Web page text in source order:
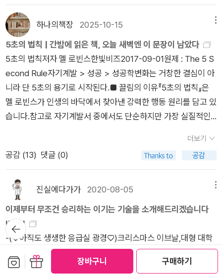
장바구니 구매하기
계입니다.(개인적으로 같이 읽어보기를 추천합니다!)사회와 개
인, 질서와 혼돈, 권력과 저항의 경계에서 인간의 불안한 본질을
탐구합니다.모든 것이 뒤엉킨 혼돈의 장 속에서도 인간은 왜 저항
하려 하는지에 대한 질문은 단순히 정치적 맥락이 아니라 인간 존
재의 근원적인 구조를 향합니다.KEYWORD ▶ 저항의 멜랑콜리
독후감 | 라슬로 소설 리뷰 | 질서와 혼돈의 철학https://blog.na
ver.com/hanainbook/224040284285수요일 | 『5초의 법
칙』 - 멜 로빈스두려움과 주저함을 멈추게 하는 단 하나의 원칙.5
과학을 다룬 실천적 철학입니다.생각이 아닌 행동이 삶을 바꾼다
는 명확한 메시지는 다시 시작할 용기를 건네줍니다.짧은 문장 속
으면 하는 책입니다.KEYWORD ▶ 5초의 법칙 독후감 | 멜 로빈
스 책 리뷰 | 행동의 철학 | 실천 자기계발https://blog.naver.co
m/hanainbook/224041507730목요일 | 『렛뎀 이론』 - 멜 로
빈스『5초의 법칙』이 행동의 시작을 다루었다면 『렛뎀 이론』은 멈
춰 있던 마음을 다시 일으키는 법을 이야기합니다.완벽하지 않아
도 괜찮다는 자기수용의 태도와 불안의 소용돌이 속에서도 스스
로를 포용하는 힘.저자는 자기비판의 굴레를 끊고 자신에게 괜찮
있습니다.누군가 나를 오해하더라도, 기대에 부응하지 않더라도
내 통제 밖의 일이라면 그냥 그렇게 두는 것이죠.저자는 그 단순
한 태도가 인생의 에너지를 지키는 가장 강력한 방법이라고 말합
니다.우리는 대개 타인의 선택, 평가, 감정에 집착하게 되는데, 이
는 결국 자기 신뢰를 잃는 루프로 이어지게 됩니다.결국 렛뎀 이
론은 단순한 무관심의 철학이 아니라 타인을 통제하려는 마음을
내려놓고 나 자신에게 집중하는 용기에 관한 이야기라 할 수 있습
니다.■ 간밤의 단상최근 들어 관계에서 지치고 제 자신을 증명해
야만 하는 순간들이 많았습니다.지난 달, 이 책을 읽고서부턴 마
음속으로 이렇게 중얼거렸습니다.'그래, 그냥 두자! Let them!'『5
초의 법칙』이 즉시 행동의 심리학이었다면 『렛뎀 이론』은 집착을
서 자신을 재단하지만 세상은 자신의 뜻대로 쉽사리 돌아가진 않
습니다.오히려 억지로 바꾸려다 보면 내 삶의 중심을 잃을 수도
있죠.저자는 말합니다, 당신의 평온은 타인의 행동에 달려 있지
않다고.덧붙여, 렛뎀이론이 포기하라는 말이 아닙니다.그저 집착
하지 말라는 작은 조언이자 자신에게로 돌아오라는 따뜻한 권유
입니다.『5초의 법칙』 ▶ https://blog.naver.com/hanainboo
k/224041507730■ 건넴의 대상인간관계에 쉽게 지치고 마음
하나의책장 2025-10-15
5초의 법칙 | 간밤에 읽은 책, 오늘 새벽엔 이 문장이 남았다
5초의 법칙저자 멜 로빈스한빛비즈2017-09-01원제 : The 5 S
econd Rule자기계발 > 성공 > 성공학변화는 거창한 결심이 아
니라 단 5초의 용기로 시작된다.■ 끌림의 이유『5초의 법칙』은
멜 로빈스가 인생의 바닥에서 찾아낸 강력한 행동 원리를 담고 있
습니다.참고로 자기계발서 중에서도 단순하지만 가장 실질적인
기조차 힘든 자신을 발견합니다.그때 5, 4, 3, 2, 1을 세며 몸을 일
으켰는데 그것이 놀랍게도 삶을 바꾸는 첫 걸음이 되었다고 말합
니다.우리가 평소 생각하느라 망설이는 5초를 넘어서기만 해도
인생이 달라질 수 있다는 것이죠.그 짧은 순간이 인생의 방향을
바꾼다고 저자는 단언합니다.목표는 잘 세우는데 실행력이 부족
하신가요?사실 우리의 뇌는 즉각적인 위험이 아닌 변화를 회피
하도록 설계되어 있어 생각이 길어질수록 실행력은 점점 멀어지
게 됩니다.또한 우리는 종종 의욕이 생기면 그때 시작하겠다고 말
하지만 사실 행동은 그 반대의 순서로 이루어집니다.즉, 행동이
먼저이고 감정은 나중에 따라오는 것이죠.의욕도 있고 목표도 세
더보기
공감 (13) 댓글 (0)
진실에다가가 2020-08-05
이제부터 무조건 승리하는 이기는 기술을 소개해드리겠습니다
!!!!!!!!
-(♡아직도 생생한 응급실 광경♡)크리스마스 이브날,대형 대학
병원 응급실에 갔다.처음 마주치는 광경들을 지금도 잊을수없다.
신기했다.무서움보다는 가슴이 마구마구 뛰었다.이상야릇하게도
뒤로가
기